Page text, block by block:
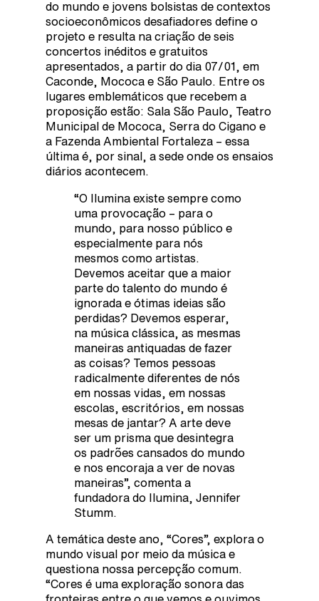
do mundo e jovens bolsistas de contextos
socioeconômicos desafiadores define o
projeto e resulta na criação de seis
concertos inéditos e gratuitos
apresentados, a partir do dia 07/01, em
Caconde, Mococa e São Paulo. Entre os
lugares emblemáticos que recebem a
proposição estão: Sala São Paulo, Teatro
Municipal de Mococa, Serra do Cigano e
a Fazenda Ambiental Fortaleza – essa
última é, por sinal, a sede onde os ensaios
diários acontecem.
“O Ilumina existe sempre como
uma provocação – para o
mundo, para nosso público e
especialmente para nós
mesmos como artistas.
Devemos aceitar que a maior
parte do talento do mundo é
ignorada e ótimas ideias são
perdidas? Devemos esperar,
na música clássica, as mesmas
maneiras antiquadas de fazer
as coisas? Temos pessoas
radicalmente diferentes de nós
em nossas vidas, em nossas
escolas, escritórios, em nossas
mesas de jantar? A arte deve
ser um prisma que desintegra
os padrões cansados do mundo
e nos encoraja a ver de novas
maneiras”, comenta a
fundadora do Ilumina, Jennifer
Stumm.
A temática deste ano, “Cores”, explora o
mundo visual por meio da música e
questiona nossa percepção comum.
“Cores é uma exploração sonora das
fronteiras entre o que vemos e ouvimos.